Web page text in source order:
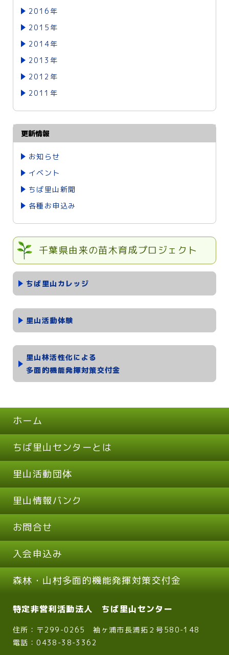
2016年
2015年
2014年
2013年
2012年
2011年
更新情報
お知らせ
イベント
ちば里山新聞
各種お申込み
千葉県由来の苗木育成プロジェクト
ちば里山カレッジ
里山活動体験
里山林活性化による
多面的機能発揮対策交付金
ホーム
ちば里山センターとは
里山活動団体
里山情報バンク
お問合せ
入会申込み
森林・山村多面的機能発揮対策交付金
特定非営利活動法人 ちば里山センター
住所：〒299-0265 袖ヶ浦市長浦拓２号580-148
電話：0438-38-3362